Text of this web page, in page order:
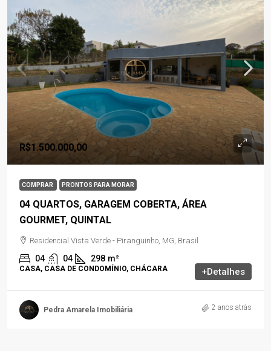
R$1.500.000,00
COMPRAR PRONTOS PARA MORAR
04 QUARTOS, GARAGEM COBERTA, ÁREA
GOURMET, QUINTAL
Residencial Vista Verde - Piranguinho, MG, Brasil
04 04 298 m²
CASA, CASA DE CONDOMÍNIO, CHÁCARA +Detalhes
Pedra Amarela Imobiliária 2 anos atrás